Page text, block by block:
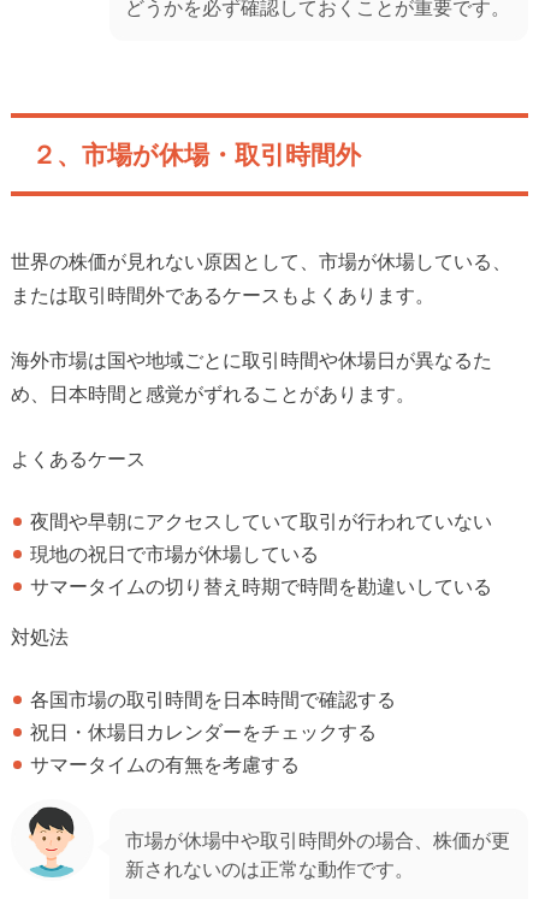
どうかを必ず確認しておくことが重要です。
２、市場が休場・取引時間外
世界の株価が見れない原因として、市場が休場している、
または取引時間外であるケースもよくあります。
海外市場は国や地域ごとに取引時間や休場日が異なるた
め、日本時間と感覚がずれることがあります。
よくあるケース
夜間や早朝にアクセスしていて取引が行われていない
現地の祝日で市場が休場している
サマータイムの切り替え時期で時間を勘違いしている
対処法
各国市場の取引時間を日本時間で確認する
祝日・休場日カレンダーをチェックする
サマータイムの有無を考慮する
市場が休場中や取引時間外の場合、株価が更
新されないのは正常な動作です。